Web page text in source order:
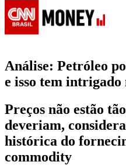
Análise: Petróleo
e isso tem intrigado
Preços não estão
deveriam,
histórica do
commodity